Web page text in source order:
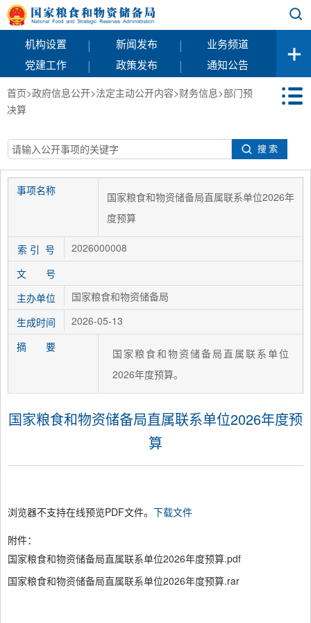
机构设置 | 新闻发布 |
业务频道
党建工作
| 政策发布 | 通知公告
首页>政府信息公开>法定主动公开内容>财务信息>部门预
决算
事项名称
国家粮食和物资储备局直属联系单位2026年
度预算
索 引 号
2026000008
文 号
主办单位
国家粮食和物资储备局
生成时间
2026-05-13
摘 要
国家粮食和物资储备局直属联系单位
2026年度预算。
国家粮食和物资储备局直属联系单位2026年度预
算
浏览器不支持在线预览PDF文件。 下载文件
附件：
国家粮食和物资储备局直属联系单位2026年度预算.pdf
国家粮食和物资储备局直属联系单位2026年度预算.rar